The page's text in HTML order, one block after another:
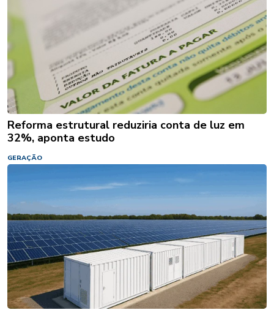
Reforma estrutural reduziria conta de luz em
32%, aponta estudo
GERAÇÃO